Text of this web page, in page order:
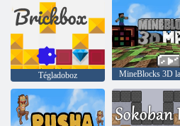
Tégladoboz